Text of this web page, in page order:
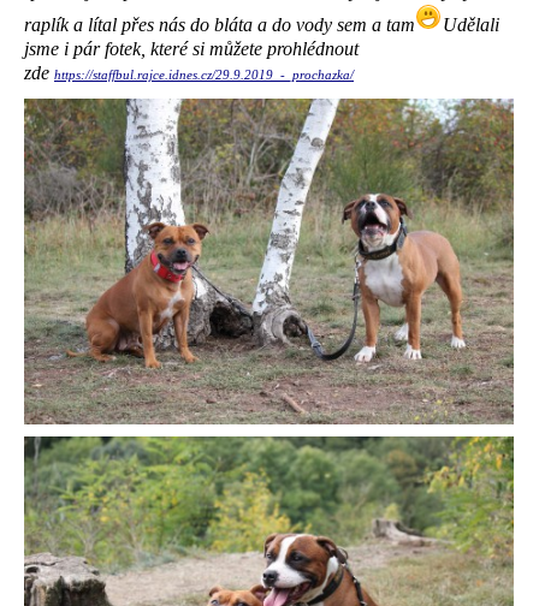
raplík a lítal přes nás do bláta a do vody sem a tam
Udělali
jsme i pár fotek, které si můžete prohlédnout
zde https://staffbul.rajce.idnes.cz/29.9.2019_-_prochazka/